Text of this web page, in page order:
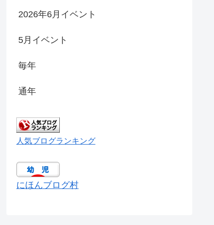
2026年6月イベント
5月イベント
毎年
通年
人気ブログランキング
にほんブログ村